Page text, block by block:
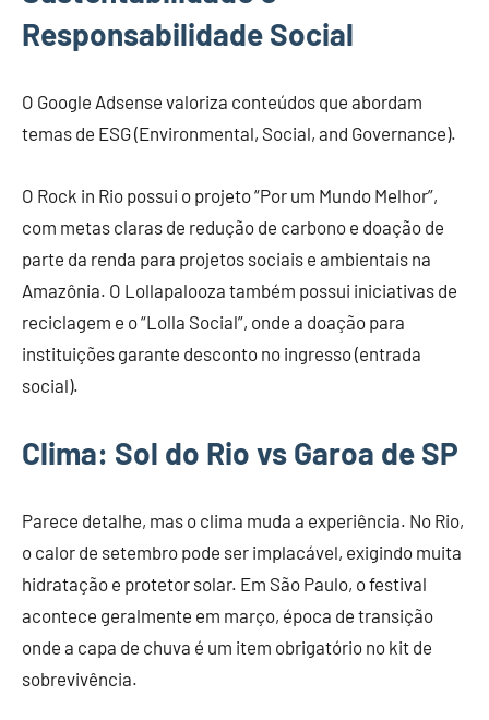
Responsabilidade Social
O Google Adsense valoriza conteúdos que abordam
temas de ESG (Environmental, Social, and Governance).
O Rock in Rio possui o projeto “Por um Mundo Melhor”,
com metas claras de redução de carbono e doação de
parte da renda para projetos sociais e ambientais na
Amazônia. O Lollapalooza também possui iniciativas de
reciclagem e o “Lolla Social”, onde a doação para
instituições garante desconto no ingresso (entrada
social).
Clima: Sol do Rio vs Garoa de SP
Parece detalhe, mas o clima muda a experiência. No Rio,
o calor de setembro pode ser implacável, exigindo muita
hidratação e protetor solar. Em São Paulo, o festival
acontece geralmente em março, época de transição
onde a capa de chuva é um item obrigatório no kit de
sobrevivência.